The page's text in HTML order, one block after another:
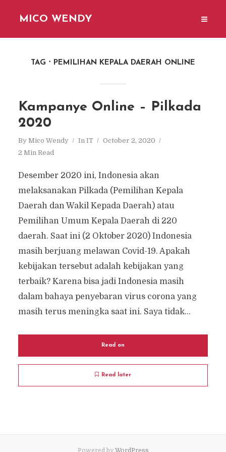
MICO WENDY
TAG PEMILIHAN KEPALA DAERAH ONLINE
Kampanye Online – Pilkada
2020
By Mico Wendy In IT
October 2, 2020
2 Min Read
Desember 2020 ini, Indonesia akan
melaksanakan Pilkada (Pemilihan Kepala
Daerah dan Wakil Kepada Daerah) atau
Pemilihan Umum Kepala Daerah di 220
daerah. Saat ini (2 Oktober 2020) Indonesia
masih berjuang melawan Covid-19. Apakah
kebijakan tersebut adalah kebijakan yang
terbaik? Karena bisa jadi Indonesia masih
dalam bahaya penyebaran virus corona yang
masih terus meningka saat ini. Saya tidak...
Read on
Read later
Powered by WordPress